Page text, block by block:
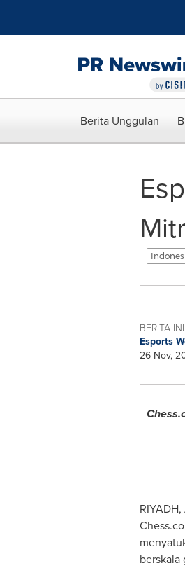
Berita Unggulan
BERITA
Esports
26 Nov,
berskala